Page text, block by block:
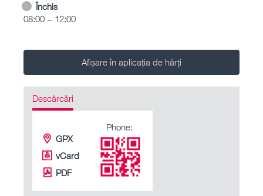
Închis
08:00 – 12:00
Afișare în aplicația de hărți
Descărcări
GPX
vCard
PDF
Phone: